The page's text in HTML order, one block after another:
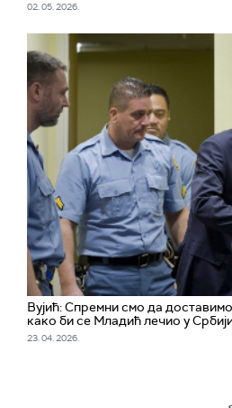
02. 05. 2026.
Вујић: Спремни смо да
како би се Младић лечио у
23. 04. 2026.